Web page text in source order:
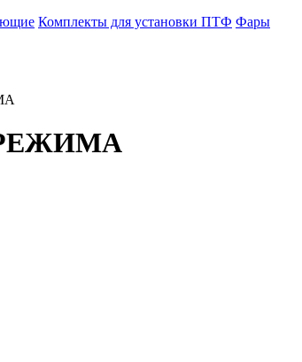
Комплекты для установки ПТФ Фары